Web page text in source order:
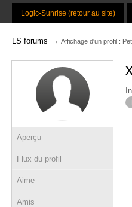
Logic-Sunrise (retour au site)
LS forums → Affichage d'un profil :
Aperçu
Flux du profil
Aime
Amis